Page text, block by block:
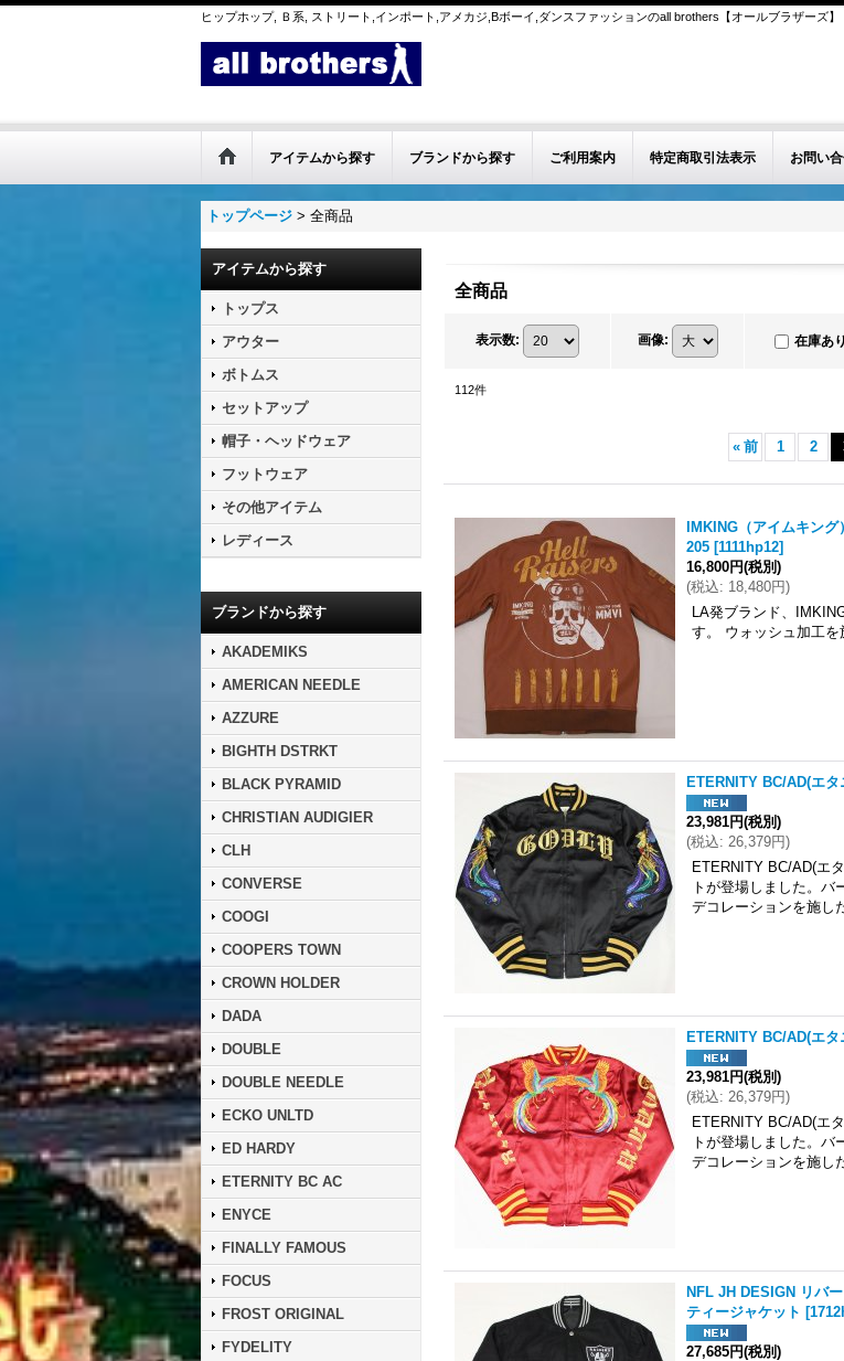
ヒップホップ, Ｂ系, ストリート,インポート,アメカジ,Bボーイ,ダンスファッションのall brothers【オールブラザーズ】
アイテムから探す ブランドから探す ご利用案内 特定商取引法表示 お問い
トップページ > 全商品
アイテムから探す
トップス
アウター
ボトムス
セットアップ
帽子・ヘッドウェア
フットウェア
その他アイテム
レディース
ブランドから探す
AKADEMIKS
AMERICAN NEEDLE
AZZURE
BIGHTH DSTRKT
BLACK PYRAMID
CHRISTIAN AUDIGIER
CLH
CONVERSE
COOGI
COOPERS TOWN
CROWN HOLDER
DADA
DOUBLE
DOUBLE NEEDLE
ECKO UNLTD
ED HARDY
ETERNITY BC AC
ENYCE
FINALLY FAMOUS
FOCUS
FROST ORIGINAL
FYDELITY
全商品
表示数: 画像: 在庫あり
112件
« 前 1 2
IMKING（アイムキン
205 [1111hp12]
16,800円(税別)
(税込: 18,480円)
LA発ブランド、
す。 ウォッシュ加工
ETERNITY BC/AD(エ
23,981円(税別)
(税込: 26,379円)
ETERNITY BC/AD(エ
トが登場しました。
デコレーションを施し
ETERNITY BC/AD(エ
23,981円(税別)
(税込: 26,379円)
ETERNITY BC/AD(エ
トが登場しました。
デコレーションを施し
NFL JH DESIGN リバ
ティージャケット [
27,685円(税別)